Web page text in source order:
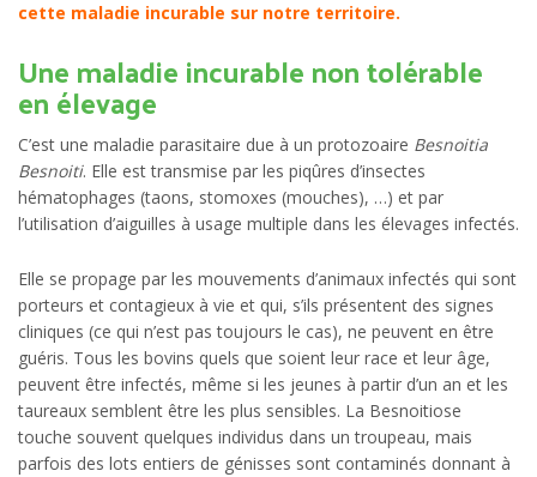
cette maladie incurable sur notre territoire.
Une maladie incurable non tolérable
en élevage
C’est une maladie parasitaire due à un protozoaire Besnoitia
Besnoiti. Elle est transmise par les piqûres d’insectes
hématophages (taons, stomoxes (mouches), …) et par
l’utilisation d’aiguilles à usage multiple dans les élevages infectés.
Elle se propage par les mouvements d’animaux infectés qui sont
porteurs et contagieux à vie et qui, s’ils présentent des signes
cliniques (ce qui n’est pas toujours le cas), ne peuvent en être
guéris. Tous les bovins quels que soient leur race et leur âge,
peuvent être infectés, même si les jeunes à partir d’un an et les
taureaux semblent être les plus sensibles. La Besnoitiose
touche souvent quelques individus dans un troupeau, mais
parfois des lots entiers de génisses sont contaminés donnant à